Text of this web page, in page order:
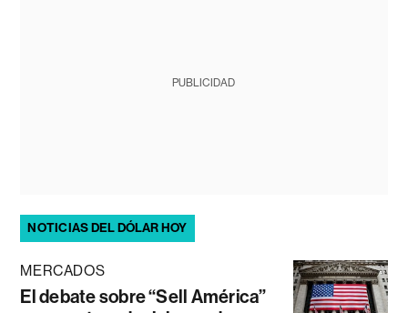
PUBLICIDAD
NOTICIAS DEL DÓLAR HOY
MERCADOS
El debate sobre “Sell América”